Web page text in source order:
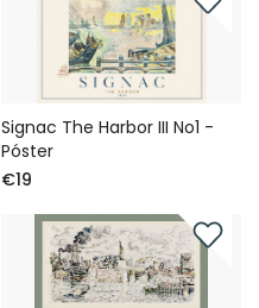
Signac The Harbor III No1 -
Póster
€19